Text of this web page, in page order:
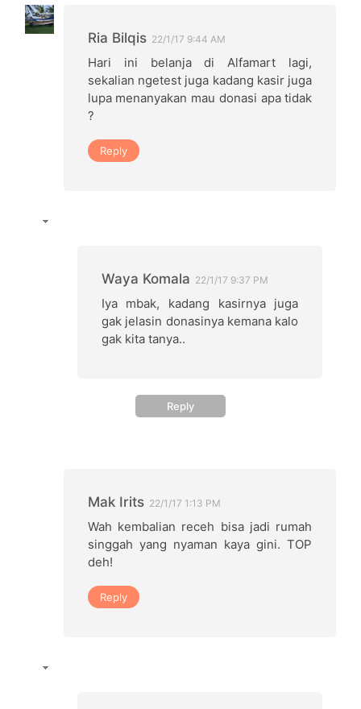
Ria Bilqis 22/1/17 9:44 AM
Hari ini belanja di Alfamart lagi,
sekalian ngetest juga kadang kasir juga
lupa menanyakan mau donasi apa tidak
?
Reply
Waya Komala 22/1/17 9:37 PM
Iya mbak, kadang kasirnya juga
gak jelasin donasinya kemana kalo
gak kita tanya..
Reply
Mak Irits 22/1/17 1:13 PM
Wah kembalian receh bisa jadi rumah
singgah yang nyaman kaya gini. TOP
deh!
Reply